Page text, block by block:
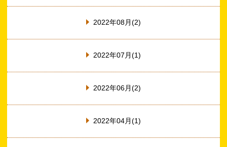
2022年08月(2)
2022年07月(1)
2022年06月(2)
2022年04月(1)